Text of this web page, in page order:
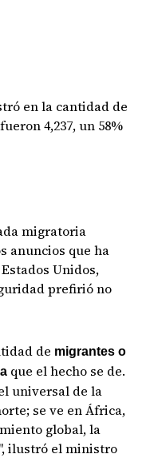
en la cantidad de
4,237, un 58%
migratoria
anuncios que ha
Unidos,
prefirió no
de migrantes o
que el hecho se de.
universal de la
se ve en África,
global, la
ilustró el ministro